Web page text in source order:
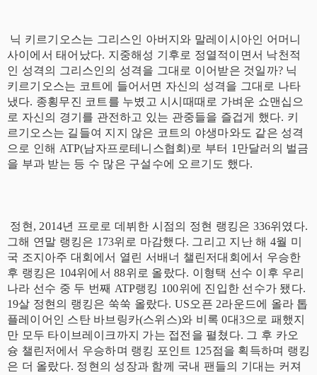
닉 키르기오스는 그리스인 아버지와 말레이시아인 어머니
사이에서 태어났다. 지중해성 기후로 정열적이면서 낙천적
인 성격의 그리스인의 성격을 그대로 이어받은 것일까? 닉
키르기오스는 코트에 들어서면 자신의 성격을 그대로 나타
냈다. 종횡무진 코트를 누볐고 시시때때로 가벼운 쇼맨십으
로 자신의 경기를 관전하고 있는 관중들을 즐겁게 했다. 키
르기오스는 길들여 지지 않은 코트의 야생마와도 같은 성격
으로 인해 ATP(남자프로테니스협회)로 부터 1만달러의 벌금
을 부과 받는 등 수 많은 구설수에 오르기도 했다.
정현, 2014년 프로로 데뷔한 시점의 정현 랭킹은 336위였다.
그해 연말 랭킹은 173위로 마감했다. 그리고 지난 해 4월 미
국 조지아주 대회에서 열린 서배너 챌린저대회에서 우승한
후 랭킹은 104위에서 88위로 올랐다. 이형택 선수 이후 우리
나라 선수 중 두 번째 ATP랭킹 100위에 진입한 선수가 됐다.
19살 정현의 랭킹은 쑥쑥 올랐다. US오픈 2라운드에 올라 톱
플레이어인 스탄 바브링카(스위스)와 비록 0대3으로 패했지
만 모두 타이브레이크까지 가는 접전을 펼쳤다. 그 후 카오
슝 챌린저에서 우승하며 랭킹 포인트 125점을 획득하며 랭킹
은 더 올랐다. 정현의 성장과 함께 국내 팬들의 기대는 커져